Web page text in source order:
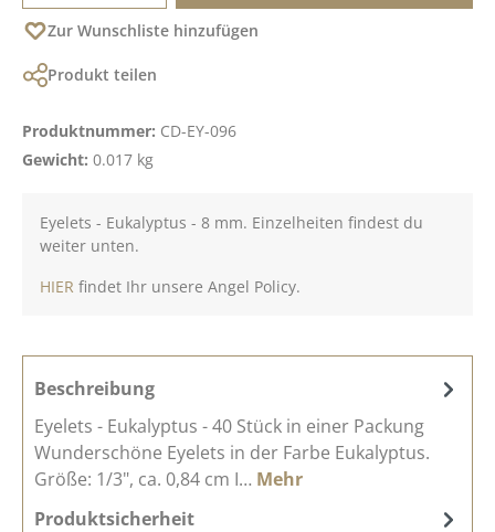
Zur Wunschliste hinzufügen
Produkt teilen
Produktnummer: CD-EY-096
Gewicht: 0.017 kg
Eyelets - Eukalyptus - 8 mm. Einzelheiten findest du
weiter unten.
HIER findet Ihr unsere Angel Policy.
Beschreibung
Eyelets - Eukalyptus - 40 Stück in einer Packung
Wunderschöne Eyelets in der Farbe Eukalyptus.
Größe: 1/3", ca. 0,84 cm I… Mehr
Produktsicherheit